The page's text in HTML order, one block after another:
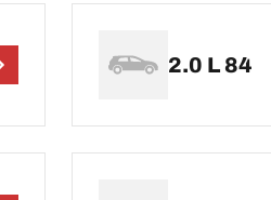
2.0 L 84